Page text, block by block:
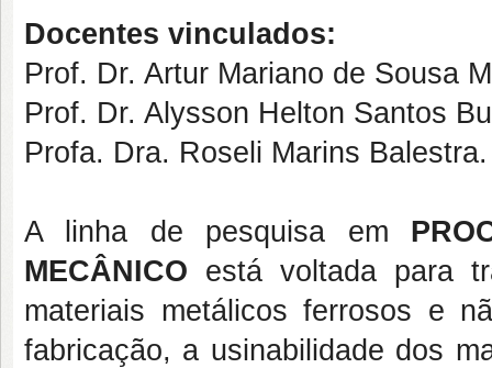
Docentes vinculados:
Prof. Dr. Artur Mariano de Sousa
Prof. Dr. Alysson Helton Santos
Profa. Dra. Roseli Marins Balestra.
A linha de pesquisa em
MECÂNICO está voltada para
materiais metálicos ferrosos e
fabricação, a usinabilidade dos